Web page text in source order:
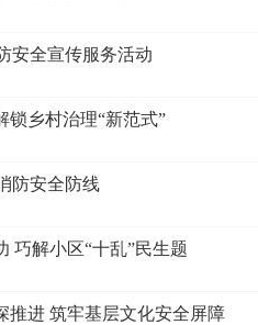
安全宣传服务活动
锁乡村治理“新范式”
防安全防线
巧解小区“十乱”民生题
推进 筑牢基层文化安全屏障